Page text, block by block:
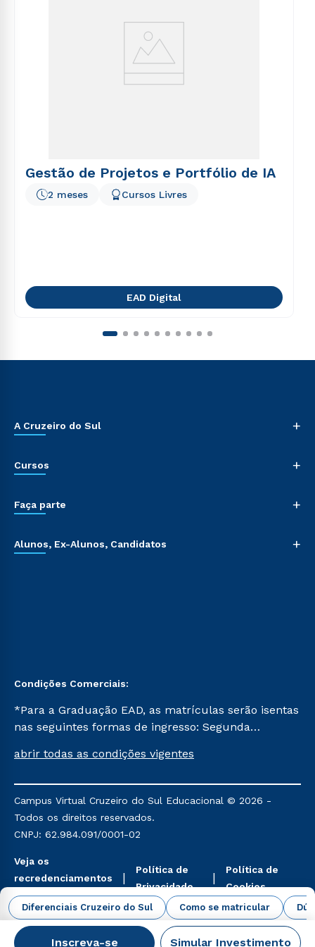
Diferenciais Cruzeiro do Sul Como se matricular
Inscreva-se Simular Investimento
Gestão de Projetos e Portfólio de IA
2 meses Cursos Livres
EAD Digital
A Cruzeiro do Sul +
Cursos +
Faça parte +
Alunos, Ex-Alunos, Candidatos +
Condições Comerciais:
*Para a Graduação EAD, as matrículas serão isentas
nas seguintes formas de ingresso: Segunda
Já para as demais, a taxa de matrícula será de R$
mencionadas são referentes aos cursos: Ensino
Religioso, Geografia para a Docência e Metodologia
do Ensino de História: Questões Atuais.
abrir todas as condições vigentes
Campus Virtual Cruzeiro do Sul Educacional © 2026 -
Todos os direitos reservados.
CNPJ: 62.984.091/0001-02
Veja os
recredenciamentos
aqui
Política de
Privacidade
Política de
Cookies